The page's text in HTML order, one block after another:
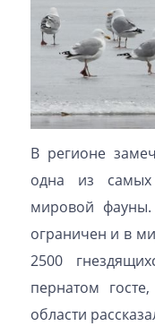
В регионе
одна из
мировой
ограничен и в
2500
пернатом
области